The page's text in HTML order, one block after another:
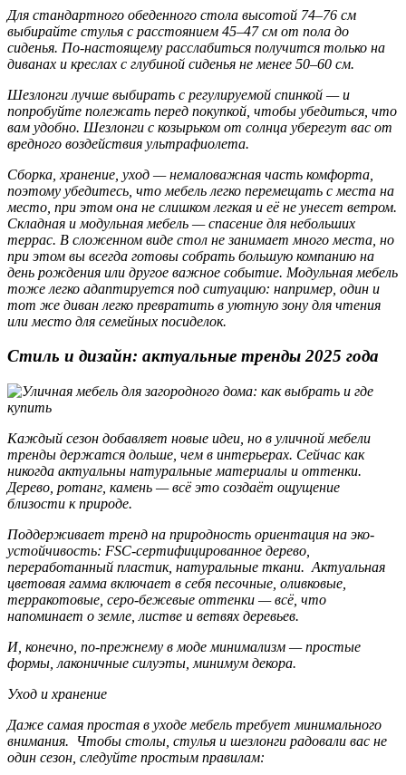
Для стандартного обеденного стола высотой 74–76 см
выбирайте стулья с расстоянием 45–47 см от пола до
сиденья. По-настоящему расслабиться получится только на
диванах и креслах с глубиной сиденья не менее 50–60 см.
Шезлонги лучше выбирать с регулируемой спинкой — и
попробуйте полежать перед покупкой, чтобы убедиться, что
вам удобно. Шезлонги с козырьком от солнца уберегут вас от
вредного воздействия ультрафиолета.
Сборка, хранение, уход — немаловажная часть комфорта,
поэтому убедитесь, что мебель легко перемещать с места на
место, при этом она не слишком легкая и её не унесет ветром.
Складная и модульная мебель — спасение для небольших
террас. В сложенном виде стол не занимает много места, но
при этом вы всегда готовы собрать большую компанию на
день рождения или другое важное событие. Модульная мебель
тоже легко адаптируется под ситуацию: например, один и
тот же диван легко превратить в уютную зону для чтения
или место для семейных посиделок.
Стиль и дизайн: актуальные тренды 2025 года
Каждый сезон добавляет новые идеи, но в уличной мебели
тренды держатся дольше, чем в интерьерах. Сейчас как
никогда актуальны натуральные материалы и оттенки.
Дерево, ротанг, камень — всё это создаёт ощущение
близости к природе.
Поддерживает тренд на природность ориентация на эко-
устойчивость: FSC-сертифицированное дерево,
переработанный пластик, натуральные ткани. Актуальная
цветовая гамма включает в себя песочные, оливковые,
терракотовые, серо-бежевые оттенки — всё, что
напоминает о земле, листве и ветвях деревьев.
И, конечно, по-прежнему в моде минимализм — простые
формы, лаконичные силуэты, минимум декора.
Уход и хранение
Даже самая простая в уходе мебель требует минимального
внимания. Чтобы столы, стулья и шезлонги радовали вас не
один сезон, следуйте простым правилам: